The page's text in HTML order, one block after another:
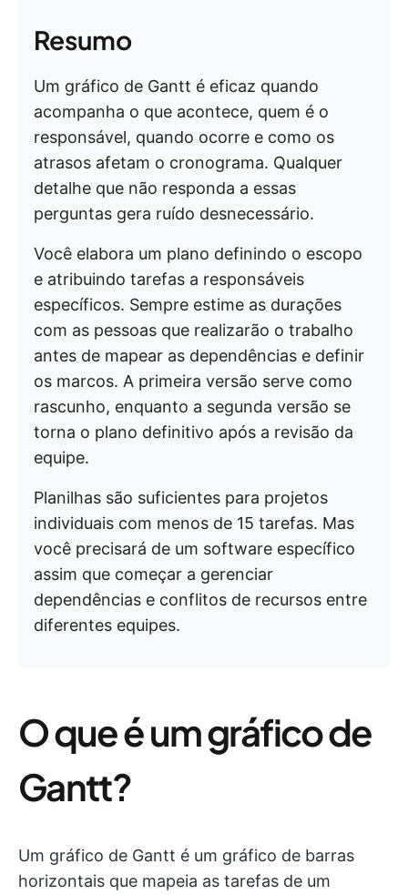
Resumo
Um gráfico de Gantt é eficaz quando
acompanha o que acontece, quem é o
responsável, quando ocorre e como os
atrasos afetam o cronograma. Qualquer
detalhe que não responda a essas
perguntas gera ruído desnecessário.
Você elabora um plano definindo o escopo
e atribuindo tarefas a responsáveis
específicos. Sempre estime as durações
com as pessoas que realizarão o trabalho
antes de mapear as dependências e definir
os marcos. A primeira versão serve como
rascunho, enquanto a segunda versão se
torna o plano definitivo após a revisão da
equipe.
Planilhas são suficientes para projetos
individuais com menos de 15 tarefas. Mas
você precisará de um software específico
assim que começar a gerenciar
dependências e conflitos de recursos entre
diferentes equipes.
O que é um gráfico de
Gantt?
Um gráfico de Gantt é um gráfico de barras
horizontais que mapeia as tarefas de um